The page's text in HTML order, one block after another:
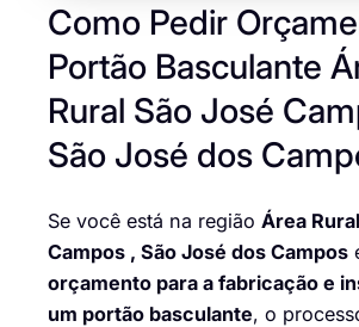
Como Pedir
Portão Basculante
Rural São José
São José dos
Se você está na região Área
Campos , São José dos Campos
orçamento para a fabricação e
um portão basculante, o